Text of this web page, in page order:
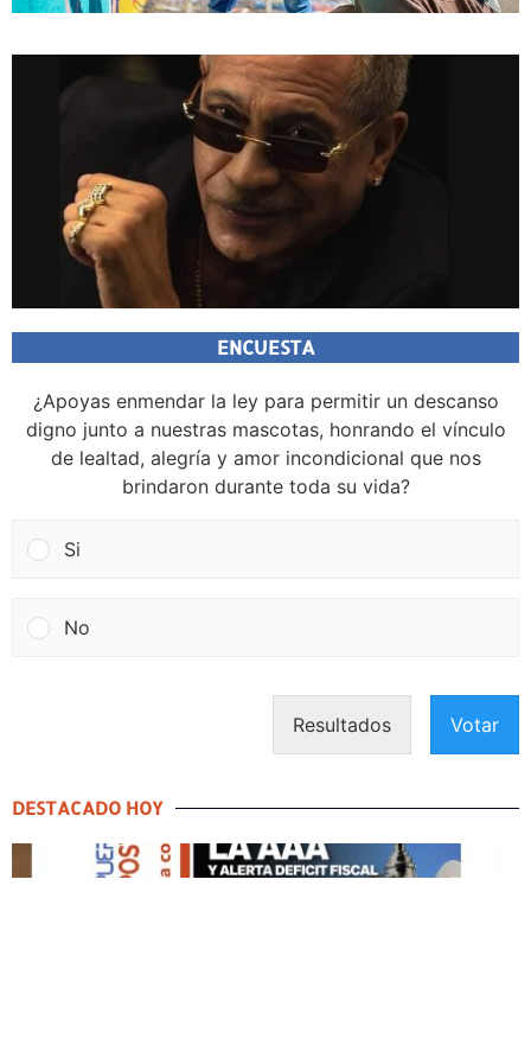
ENCUESTA
¿Apoyas enmendar la ley para permitir un descanso
digno junto a nuestras mascotas, honrando el vínculo
de lealtad, alegría y amor incondicional que nos
brindaron durante toda su vida?
Si
No
Resultados Votar
DESTACADO HOY